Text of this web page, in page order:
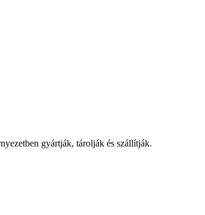
gyártják, tárolják és szállítják.